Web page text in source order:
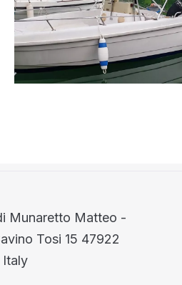
Munaretto Matteo -
Tosi 15 47922
Italy